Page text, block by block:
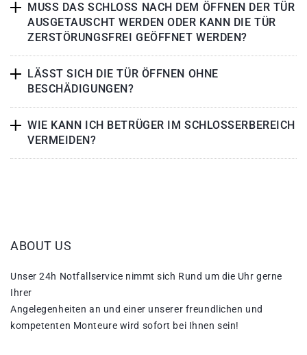
MUSS DAS SCHLOSS NACH DEM ÖFFNEN DER TÜR
AUSGETAUSCHT WERDEN ODER KANN DIE TÜR
ZERSTÖRUNGSFREI GEÖFFNET WERDEN?
LÄSST SICH DIE TÜR ÖFFNEN OHNE
BESCHÄDIGUNGEN?
WIE KANN ICH BETRÜGER IM SCHLOSSERBEREICH
VERMEIDEN?
ABOUT US
Unser 24h Notfallservice nimmt sich Rund um die Uhr gerne
Ihrer
Angelegenheiten an und einer unserer freundlichen und
kompetenten Monteure wird sofort bei Ihnen sein!